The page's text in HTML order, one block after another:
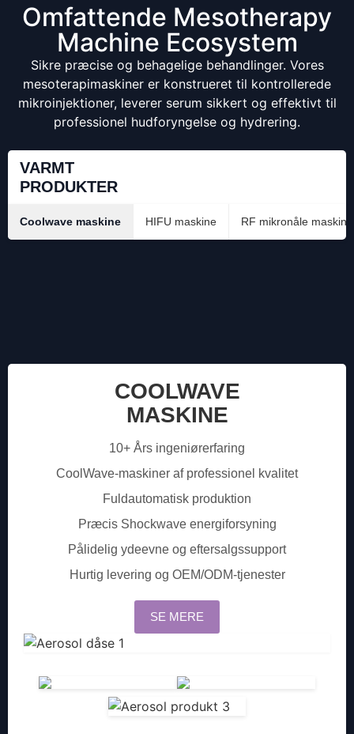
Omfattende Mesotherapy
Machine Ecosystem
Sikre præcise og behagelige behandlinger. Vores
mesoterapimaskiner er konstrueret til kontrollerede
mikroinjektioner, leverer serum sikkert og effektivt til
professionel hudforyngelse og hydrering.
VARMT
PRODUKTER
Coolwave maskine HIFU maskine RF mikronåle maskine
COOLWAVE
MASKINE
10+ Års ingeniørerfaring
CoolWave-maskiner af professionel kvalitet
Fuldautomatisk produktion
Præcis Shockwave energiforsyning
Pålidelig ydeevne og eftersalgssupport
Hurtig levering og OEM/ODM-tjenester
SE MERE